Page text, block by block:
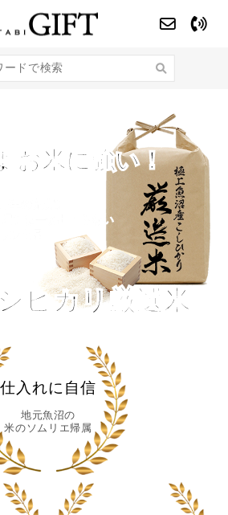
品をご提案します。
お米に強い！
生の充実に
場には一切出回らない
ヒカリ厳選米
仕入れに自信
地元魚沼の
米のソムリエ帰属